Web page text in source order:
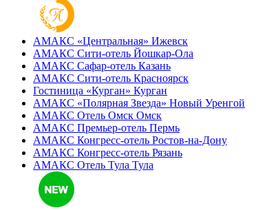
АМАКС «‎Центральная» Ижевск
АМАКС Сити-отель Йошкар-Ола
АМАКС Сафар-отель Казань
АМАКС Сити-отель Красноярск
Гостиница «‎Курган» Курган
АМАКС «Полярная Звезда» Новый Уренгой
АМАКС Отель ‎Омск Омск
АМАКС Премьер-отель Пермь
АМАКС Конгресс-отель Ростов-на-Дону
АМАКС Конгресс-отель Рязань
АМАКС Отель Тула Тула